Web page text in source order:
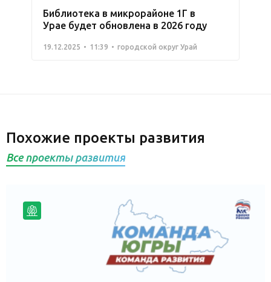
Библиотека в микрорайоне 1Г в
Урае будет обновлена в 2026 году
19.12.2025 11:39 городской округ Урай
Похожие проекты развития
Все проекты развития